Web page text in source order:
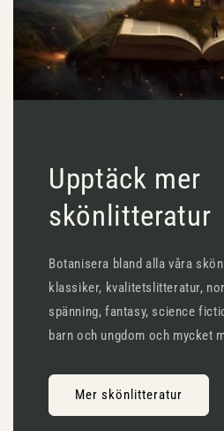
Upptäck mer
skönlitteratur
Botanisera bland alla våra
klassiker, kvalitetslitteratur,
spänning, fantasy, science
barn och ungdom och mycket
Mer skönlitteratur